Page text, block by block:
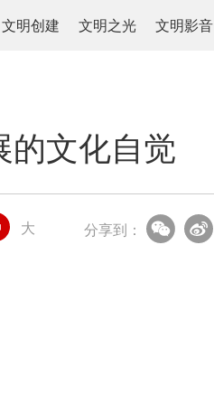
文明创建 文明之光 文明影音
文化自觉
大 分享到：